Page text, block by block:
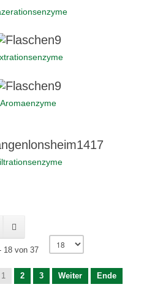
Aromaenzyme
18 von 37
1 2 3 Weiter
Ende